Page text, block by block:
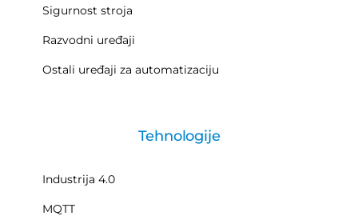
Sigurnost stroja
Razvodni uređaji
Ostali uređaji za automatizaciju
Tehnologije
Industrija 4.0
MQTT